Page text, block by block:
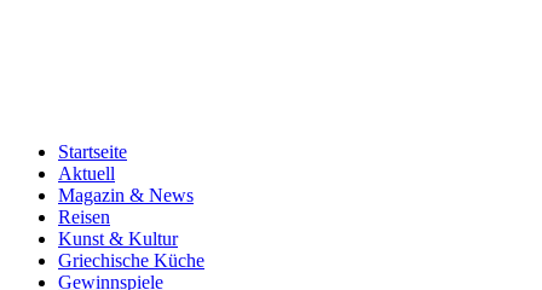
Startseite
Aktuell
Magazin & News
Reisen
Kunst & Kultur
Griechische Küche
Gewinnspiele